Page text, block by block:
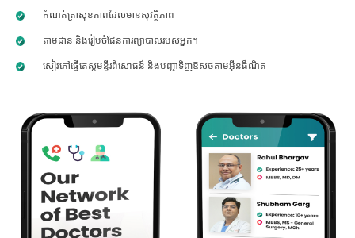
កំណត់ត្រាសុខភាពដែលមានសុវត្ថិភាព
តាមដាន និងរៀបចំផែនការព្យាបាលរបស់អ្នក។
សៀវភៅធ្វើតេស្តមន្ទីរពិសោធន៍ និងបញ្ជាទិញឱសថតាមអ៊ីនធឺណិត